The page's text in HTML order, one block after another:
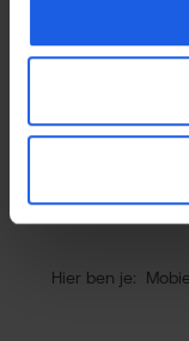
Het scherm is een
van je smartphone
deze BeHello H…
Hier ben je: